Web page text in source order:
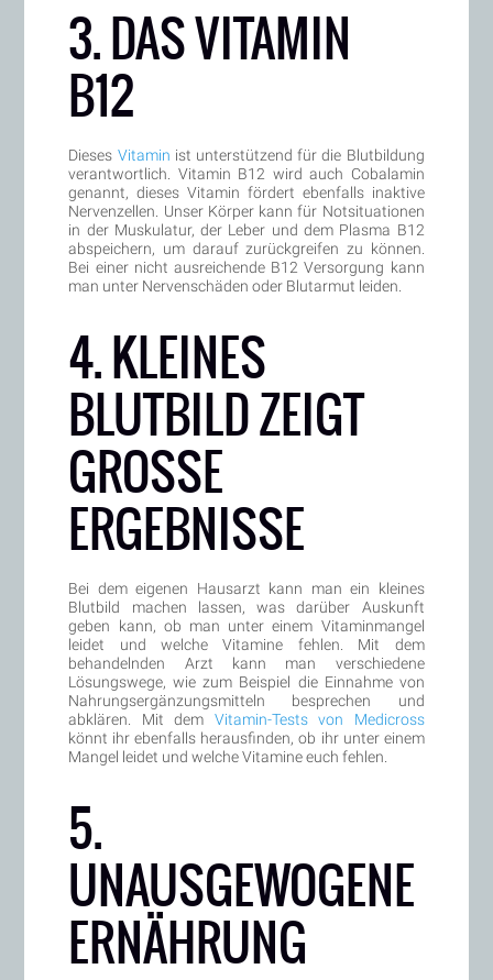
3. DAS VITAMIN
B12
Dieses Vitamin ist unterstützend für die Blutbildung
verantwortlich. Vitamin B12 wird auch Cobalamin
genannt, dieses Vitamin fördert ebenfalls inaktive
Nervenzellen. Unser Körper kann für Notsituationen
in der Muskulatur, der Leber und dem Plasma B12
abspeichern, um darauf zurückgreifen zu können.
Bei einer nicht ausreichende B12 Versorgung kann
man unter Nervenschäden oder Blutarmut leiden.
4. KLEINES
BLUTBILD ZEIGT
GROSSE E
RGEBNISSE
Bei dem eigenen Hausarzt kann man ein kleines
Blutbild machen lassen, was darüber Auskunft
geben kann, ob man unter einem Vitaminmangel
leidet und welche Vitamine fehlen. Mit dem
behandelnden Arzt kann man verschiedene
Lösungswege, wie zum Beispiel die Einnahme von
Nahrungsergänzungsmitteln besprechen und
abklären. Mit dem Vitamin-Tests von Medicross
könnt ihr ebenfalls herausfinden, ob ihr unter einem
Mangel leidet und welche Vitamine euch fehlen.
5.
UNAUSGEWOGENE
ERNÄHRUNG